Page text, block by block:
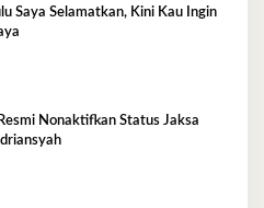
Saya Selamatkan, Kini Kau Ingin
Nonaktifkan Status Jaksa